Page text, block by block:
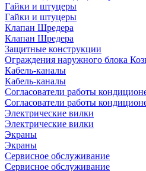
Гайки и штуцеры
Гайки и штуцеры
Клапан Шредера
Клапан Шредера
Защитные конструкции
Ограждения наружного блока
Кабель-каналы
Кабель-каналы
Согласователи работы
Согласователи работы
Электрические вилки
Электрические вилки
Экраны
Экраны
Сервисное обслуживание
Сервисное обслуживание